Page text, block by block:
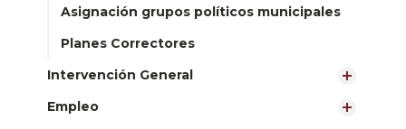
Asignación grupos políticos municipales
Planes Correctores
Intervención General
Empleo